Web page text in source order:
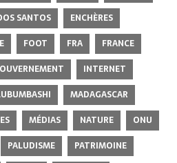
SANTOS
ENCHÈRES
FOOT FRA
FRANCE
INTERNET
MADAGASCAR
MÉDIAS NATURE
ONU
PALUDISME
PATRIMOINE